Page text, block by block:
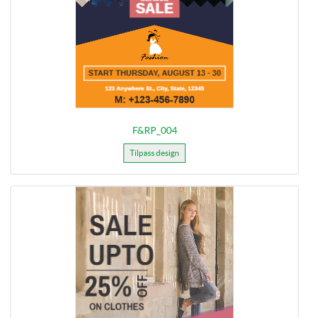
F&RP_004
Tilpass design